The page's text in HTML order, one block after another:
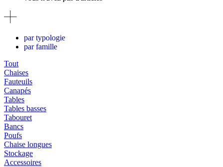
par typologie
par famille
Tout
Chaises
Fauteuils
Canapés
Tables
Tables basses
Tabouret
Bancs
Poufs
Chaise longues
Stockage
Accessoires